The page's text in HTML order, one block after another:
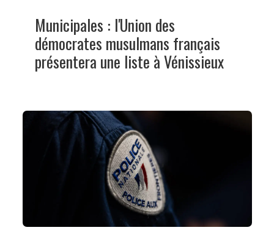
Municipales : l'Union des
démocrates musulmans français
présentera une liste à Vénissieux